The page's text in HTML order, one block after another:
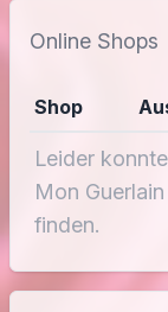
Online Shops
Shop
Leider
Mon
finden.